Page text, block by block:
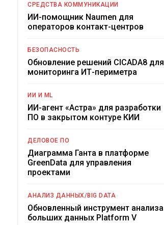
СРЕДСТВА КОММУНИКАЦИИ
ИИ-помощник Naumen для
операторов контакт-центров
БЕЗОПАСНОСТЬ
Обновление решений CICADA8 для
мониторинга ИТ-периметра
ИИ И ML
ИИ-агент «Астра» для разработки
ПО в закрытом контуре КИИ
ДЕЛОВОЕ ПО
Диаграмма Ганта в платформе
GreenData для управления
проектами
АНАЛИЗ ДАННЫХ/BIG DATA
Обновленный инструмент анализа
больших данных Platform V